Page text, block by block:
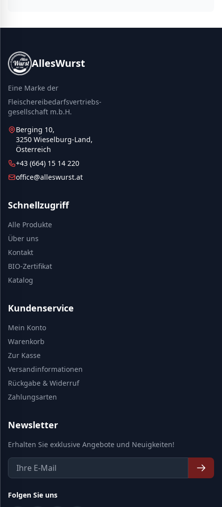
AllesWurst
Eine Marke der
Fleischereibedarfsvertriebs-
gesellschaft m.b.H.
Berging 10,
3250 Wieselburg-Land,
Österreich
+43 (664) 15 14 220
office@alleswurst.at
Schnellzugriff
Alle Produkte
Über uns
Kontakt
BIO-Zertifikat
Katalog
Kundenservice
Mein Konto
Warenkorb
Zur Kasse
Versandinformationen
Rückgabe & Widerruf
Zahlungsarten
Newsletter
Erhalten Sie exklusive Angebote und Neuigkeiten!
Folgen Sie uns